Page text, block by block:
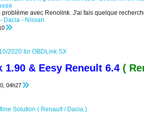
avec Renolink. J'ai fais quelque
Dacia - Nissan
2020 for OBDLink SX
1.90 & Eesy Reneult 6.4 (
04h27
Solution ( Renault / Dacia )